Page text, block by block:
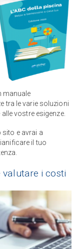
manuale
tra le varie soluzioni
vostre esigenze.
e avrai a
il tuo
valutare i costi